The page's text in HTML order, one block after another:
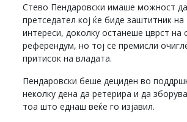
Стево Пендаровски имаше можност
претседател кој ќе биде заштитник
интереси, доколку останеше цврст на
референдум, но тој се премисли
притисок на владата.
Пендаровски беше дециден во
неколку дена да ретерира и да
тоа што еднаш веќе го изјавил.